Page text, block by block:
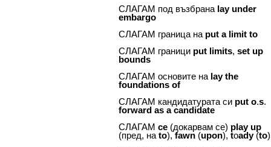
СЛАГАМ под възбрана lay under
embargo
СЛАГАМ граница на put a limit to
СЛАГАМ граници put limits,set up
bounds
СЛАГАМ основите на lay the
foundations of
СЛАГАМ кандидатурата си put o.s.
forward as a candidate
СЛАГАМce (докарвам се) play up
(пред, наto),fawn (upon),tоady(to)